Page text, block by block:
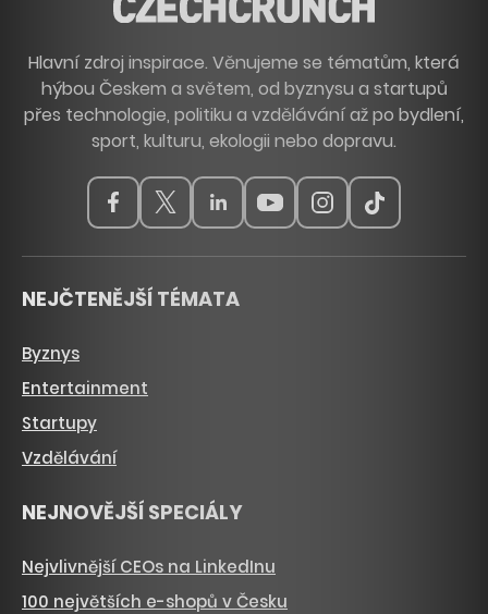
Hlavní zdroj inspirace. Věnujeme se tématům, která
hýbou Českem a světem, od byznysu a startupů
přes technologie, politiku a vzdělávání až po bydlení,
sport, kulturu, ekologii nebo dopravu.
NEJČTENĚJŠÍ TÉMATA
Byznys
Entertainment
Startupy
Vzdělávání
NEJNOVĚJŠÍ SPECIÁLY
Nejvlivnější CEOs na LinkedInu
100 největších e-shopů v Česku